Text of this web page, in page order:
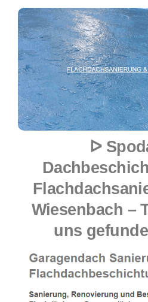
ᐅ
Wiesenbach –
uns